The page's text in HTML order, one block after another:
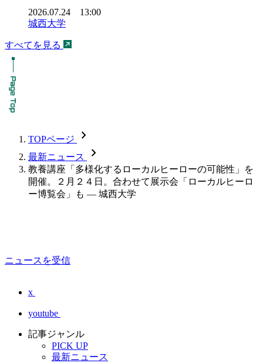
2026.07.24 13:00
城西大学
すべてを見る
TOPページ chevron_forward
最新ニュース chevron_forward
教養講座「多様化するローカルヒーローの可能性」を
開催。２月２４日。合わせて展示会「ローカルヒーロ
ー博覧会」も — 城西大学
ニュースを受信
x
youtube
記事ジャンル
PICK UP
最新ニュース